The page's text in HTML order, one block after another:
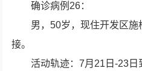
确诊病例26：
男，50岁，现住开发区
接。
活动轨迹：7月21日-23